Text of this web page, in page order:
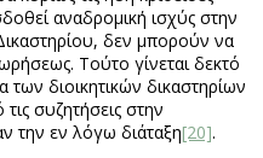
αναδρομική ισχύς στην
δεν μπορούν να
Τούτο γίνεται δεκτό
διοικητικών δικαστηρίων
συζητήσεις στην
την εν λόγω διάταξη[20].